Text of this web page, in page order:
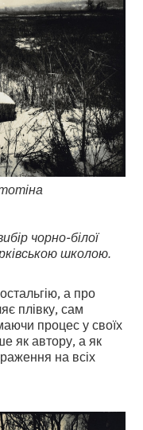
чорно-білої
школою.
а про
плівку, сам
процес у своїх
як автору, а як
на всіх